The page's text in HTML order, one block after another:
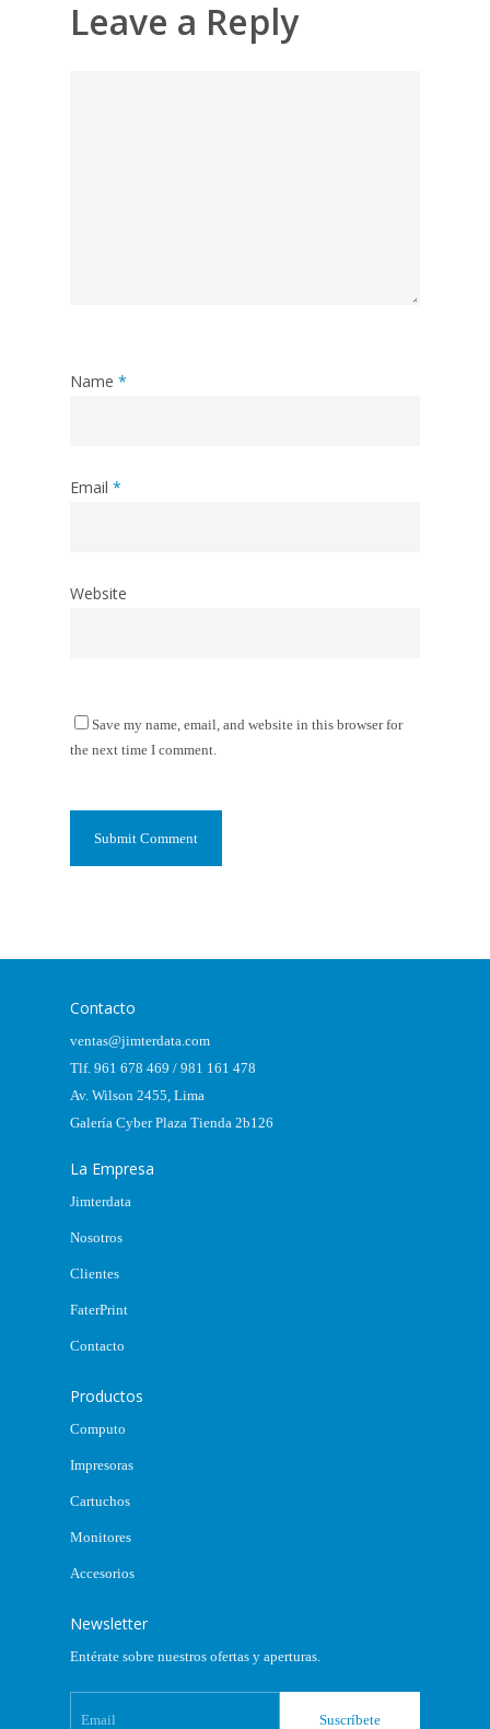
Leave a Reply
Name *
Email *
Website
Save my name, email, and website in this browser for
the next time I comment.
Contacto
ventas@jimterdata.com
Tlf. 961 678 469 / 981 161 478
Av. Wilson 2455, Lima
Galería Cyber Plaza Tienda 2b126
La Empresa
Jimterdata
Nosotros
Clientes
FaterPrint
Contacto
Productos
Computo
Impresoras
Cartuchos
Monitores
Accesorios
Newsletter
Entérate sobre nuestros ofertas y aperturas.